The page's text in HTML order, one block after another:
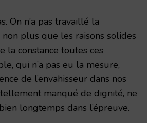
On n’a pas travaillé la
non plus que les raisons solides
la constance toutes ces
qui n’a pas eu la mesure,
de l’envahisseur dans nos
manqué de dignité, ne
longtemps dans l’épreuve.